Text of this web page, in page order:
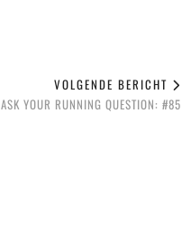
VOLGENDE BERICHT
ASK YOUR RUNNING QUESTION: #85